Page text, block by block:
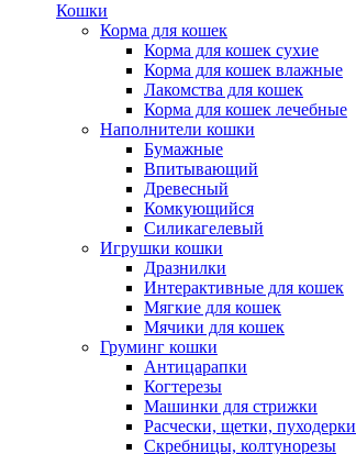
Кошки
Корма для кошек
Корма для кошек сухие
Корма для кошек влажные
Лакомства для кошек
Корма для кошек лечебные
Наполнители кошки
Бумажные
Впитывающий
Древесный
Комкующийся
Силикагелевый
Игрушки кошки
Дразнилки
Интерактивные для кошек
Мягкие для кошек
Мячики для кошек
Груминг кошки
Антицарапки
Когтерезы
Машинки для стрижки
Расчески, щетки, пуходерки
Скребницы, колтунорезы